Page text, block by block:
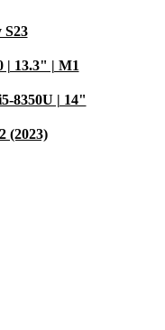
S23
| 13.3" | M1
8350U | 14"
(2023)